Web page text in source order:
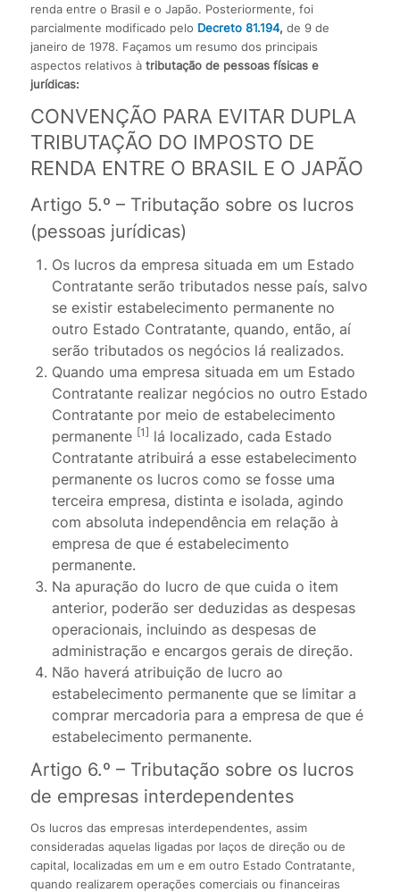
renda entre o Brasil e o Japão. Posteriormente, foi
parcialmente modificado pelo Decreto 81.194, de 9 de
janeiro de 1978. Façamos um resumo dos principais
aspectos relativos à tributação de pessoas físicas e
jurídicas:
CONVENÇÃO PARA EVITAR DUPLA
TRIBUTAÇÃO DO IMPOSTO DE
RENDA ENTRE O BRASIL E O JAPÃO
Artigo 5.º – Tributação sobre os lucros
(pessoas jurídicas)
Os lucros da empresa situada em um Estado
Contratante serão tributados nesse país, salvo
se existir estabelecimento permanente no
outro Estado Contratante, quando, então, aí
serão tributados os negócios lá realizados.
Quando uma empresa situada em um Estado
Contratante realizar negócios no outro Estado
Contratante por meio de estabelecimento
permanente [1] lá localizado, cada Estado
Contratante atribuirá a esse estabelecimento
permanente os lucros como se fosse uma
terceira empresa, distinta e isolada, agindo
com absoluta independência em relação à
empresa de que é estabelecimento
permanente.
Na apuração do lucro de que cuida o item
anterior, poderão ser deduzidas as despesas
operacionais, incluindo as despesas de
administração e encargos gerais de direção.
Não haverá atribuição de lucro ao
estabelecimento permanente que se limitar a
comprar mercadoria para a empresa de que é
estabelecimento permanente.
Artigo 6.º – Tributação sobre os lucros
de empresas interdependentes
Os lucros das empresas interdependentes, assim
consideradas aquelas ligadas por laços de direção ou de
capital, localizadas em um e em outro Estado Contratante,
quando realizarem operações comerciais ou financeiras